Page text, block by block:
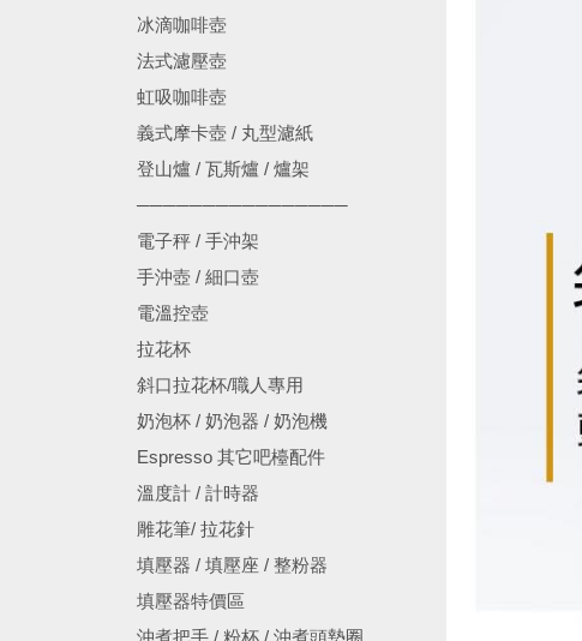
冰滴咖啡壺
法式濾壓壺
虹吸咖啡壺
義式摩卡壺 / 丸型濾紙
登山爐 / 瓦斯爐 / 爐架
────────────────
電子秤 / 手沖架
手沖壺 / 細口壺
電溫控壺
拉花杯
斜口拉花杯/職人專用
奶泡杯 / 奶泡器 / 奶泡機
Espresso 其它吧檯配件
溫度計 / 計時器
雕花筆/ 拉花針
填壓器 / 填壓座 / 整粉器
填壓器特價區
沖煮把手 / 粉杯 / 沖煮頭墊圈